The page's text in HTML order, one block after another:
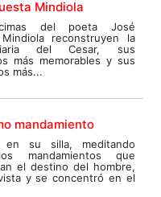
Mindiola
del poeta José
reconstruyen la
del Cesar, sus
más memorables y sus
más...
mandamiento
en su silla, meditando
mandamientos que
el destino del hombre,
y se concentró en el